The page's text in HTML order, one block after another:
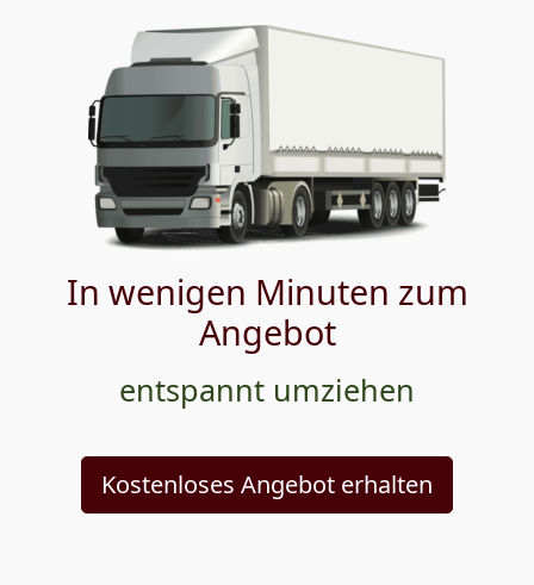
In wenigen Minuten zum
Angebot
entspannt umziehen
Kostenloses Angebot erhalten